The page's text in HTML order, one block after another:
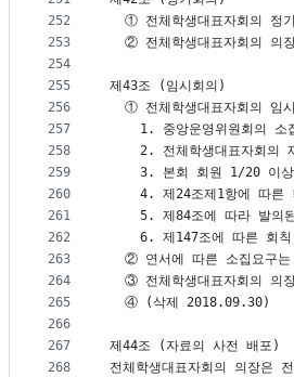
252
253
254
255
256
257
258
259
260
261
262
263
264
265
266
267
268
① 전체학생대표자회의 정
② 전체학생대표자회의 의
제43조 (임시회의)
① 전체학생대표자회의 임
1. 중앙운영위원회의 소
2. 전체학생대표자회의
3. 본회 회원 1/20 이상
4. 제24조제1항에 따른
5. 제84조에 따라 발의
6. 제147조에 따른 회칙
② 연서에 따른 소집요구는
③ 전체학생대표자회의 의
  ④ (삭제 2018.09.30)
제44조 (자료의 사전 배포)
전체학생대표자회의 의장은